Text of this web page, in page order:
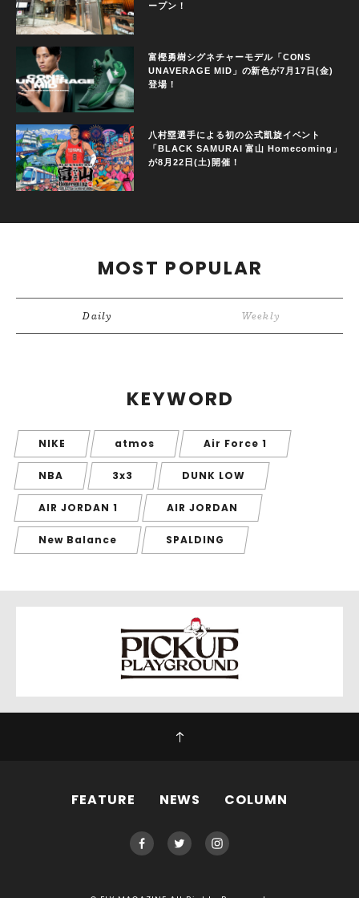
ープン！
富樫勇樹シグネチャーモデル「CONS
UNAVERAGE MID」の新色が7月17日(金)
登場！
八村塁選手による初の公式凱旋イベント
「BLACK SAMURAI 富山 Homecoming」
が8月22日(土)開催！
MOST POPULAR
Daily Weekly
KEYWORD
NIKE atmos Air Force 1
NBA 3x3 DUNK LOW
AIR JORDAN 1 AIR JORDAN
New Balance SPALDING
FEATURE NEWS COLUMN